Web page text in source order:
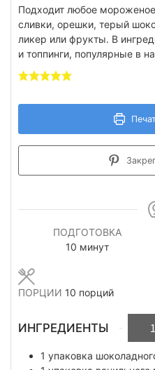
Подходит любое
сливки, орешки, терый
ликер или фрукты. В
и топпинги, популярные в
ПОДГОТОВКА
10 минуты
минут
ПОРЦИИ 10 порций
ИНГРЕДИЕНТЫ
1 упаковка